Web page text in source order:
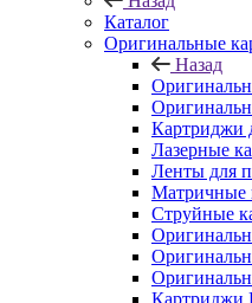
Каталог
Оригинальные
Назад
Картриджи
Лазерные
Ленты для
Матричные
Струйные
Картриджи